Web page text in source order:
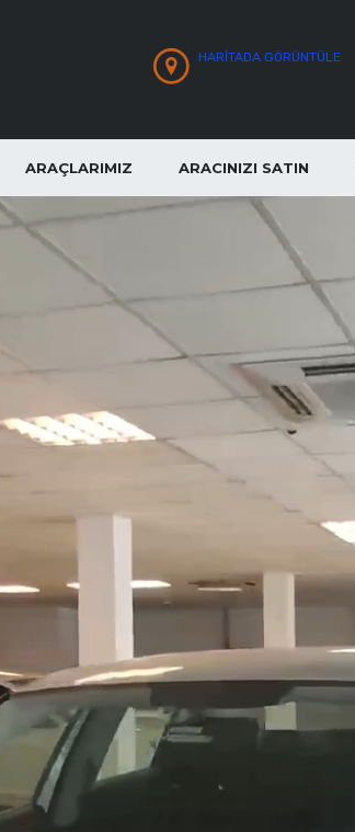
HARITADA GÖRÜNTÜLE
ARAÇLARIMIZ ARACINIZI SATIN